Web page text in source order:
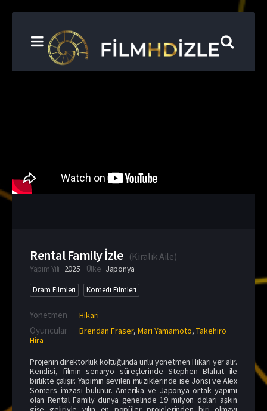
Rental Family İzle (Kiralık Aile)
Yapım Yılı 2025 Ülke Japonya
Dram Filmleri Komedi Filmleri
Yönetmen Hikari
Oyuncular Brendan Fraser, Mari Yamamoto, Takehiro
Hira
Projenin direktörlük koltuğunda ünlü yönetmen Hikari yer alır.
Kendisi, filmin senaryo süreçlerinde Stephen Blahut ile
birlikte çalışır. Yapımın sevilen müziklerinde ise Jonsi ve Alex
Somers imzası bulunur. Amerika ve Japonya ortak yapımı
olan Rental Family dünya genelinde 19 milyon doları aşkın